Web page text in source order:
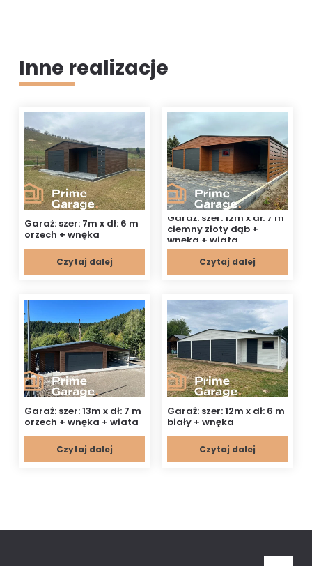
Inne realizacje
Garaż: szer: 7m x dł: 6 m
orzech + wnęka
Czytaj dalej
Garaż: szer: 12m x dł: 7 m
ciemny złoty dąb +
wnęka + wiata
Czytaj dalej
Garaż: szer: 13m x dł: 7 m
orzech + wnęka + wiata
Czytaj dalej
Garaż: szer: 12m x dł: 6 m
biały + wnęka
Czytaj dalej